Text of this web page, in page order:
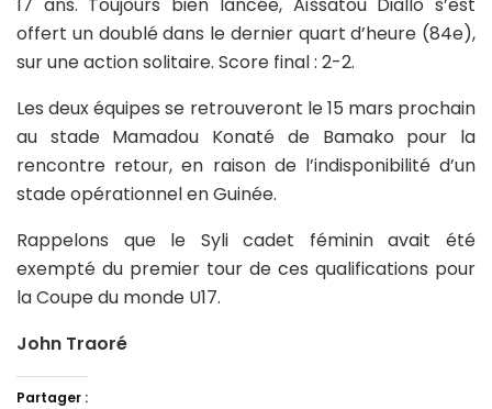
offert un doublé dans le dernier quart d’heure (84e),
sur une action solitaire. Score final : 2-2.
Les deux équipes se retrouveront le 15 mars prochain
au stade Mamadou Konaté de Bamako pour la
rencontre retour, en raison de l’indisponibilité d’un
stade opérationnel en Guinée.
Rappelons que le Syli cadet féminin avait été
exempté du premier tour de ces qualifications pour
la Coupe du monde U17.
John Traoré
Partager :